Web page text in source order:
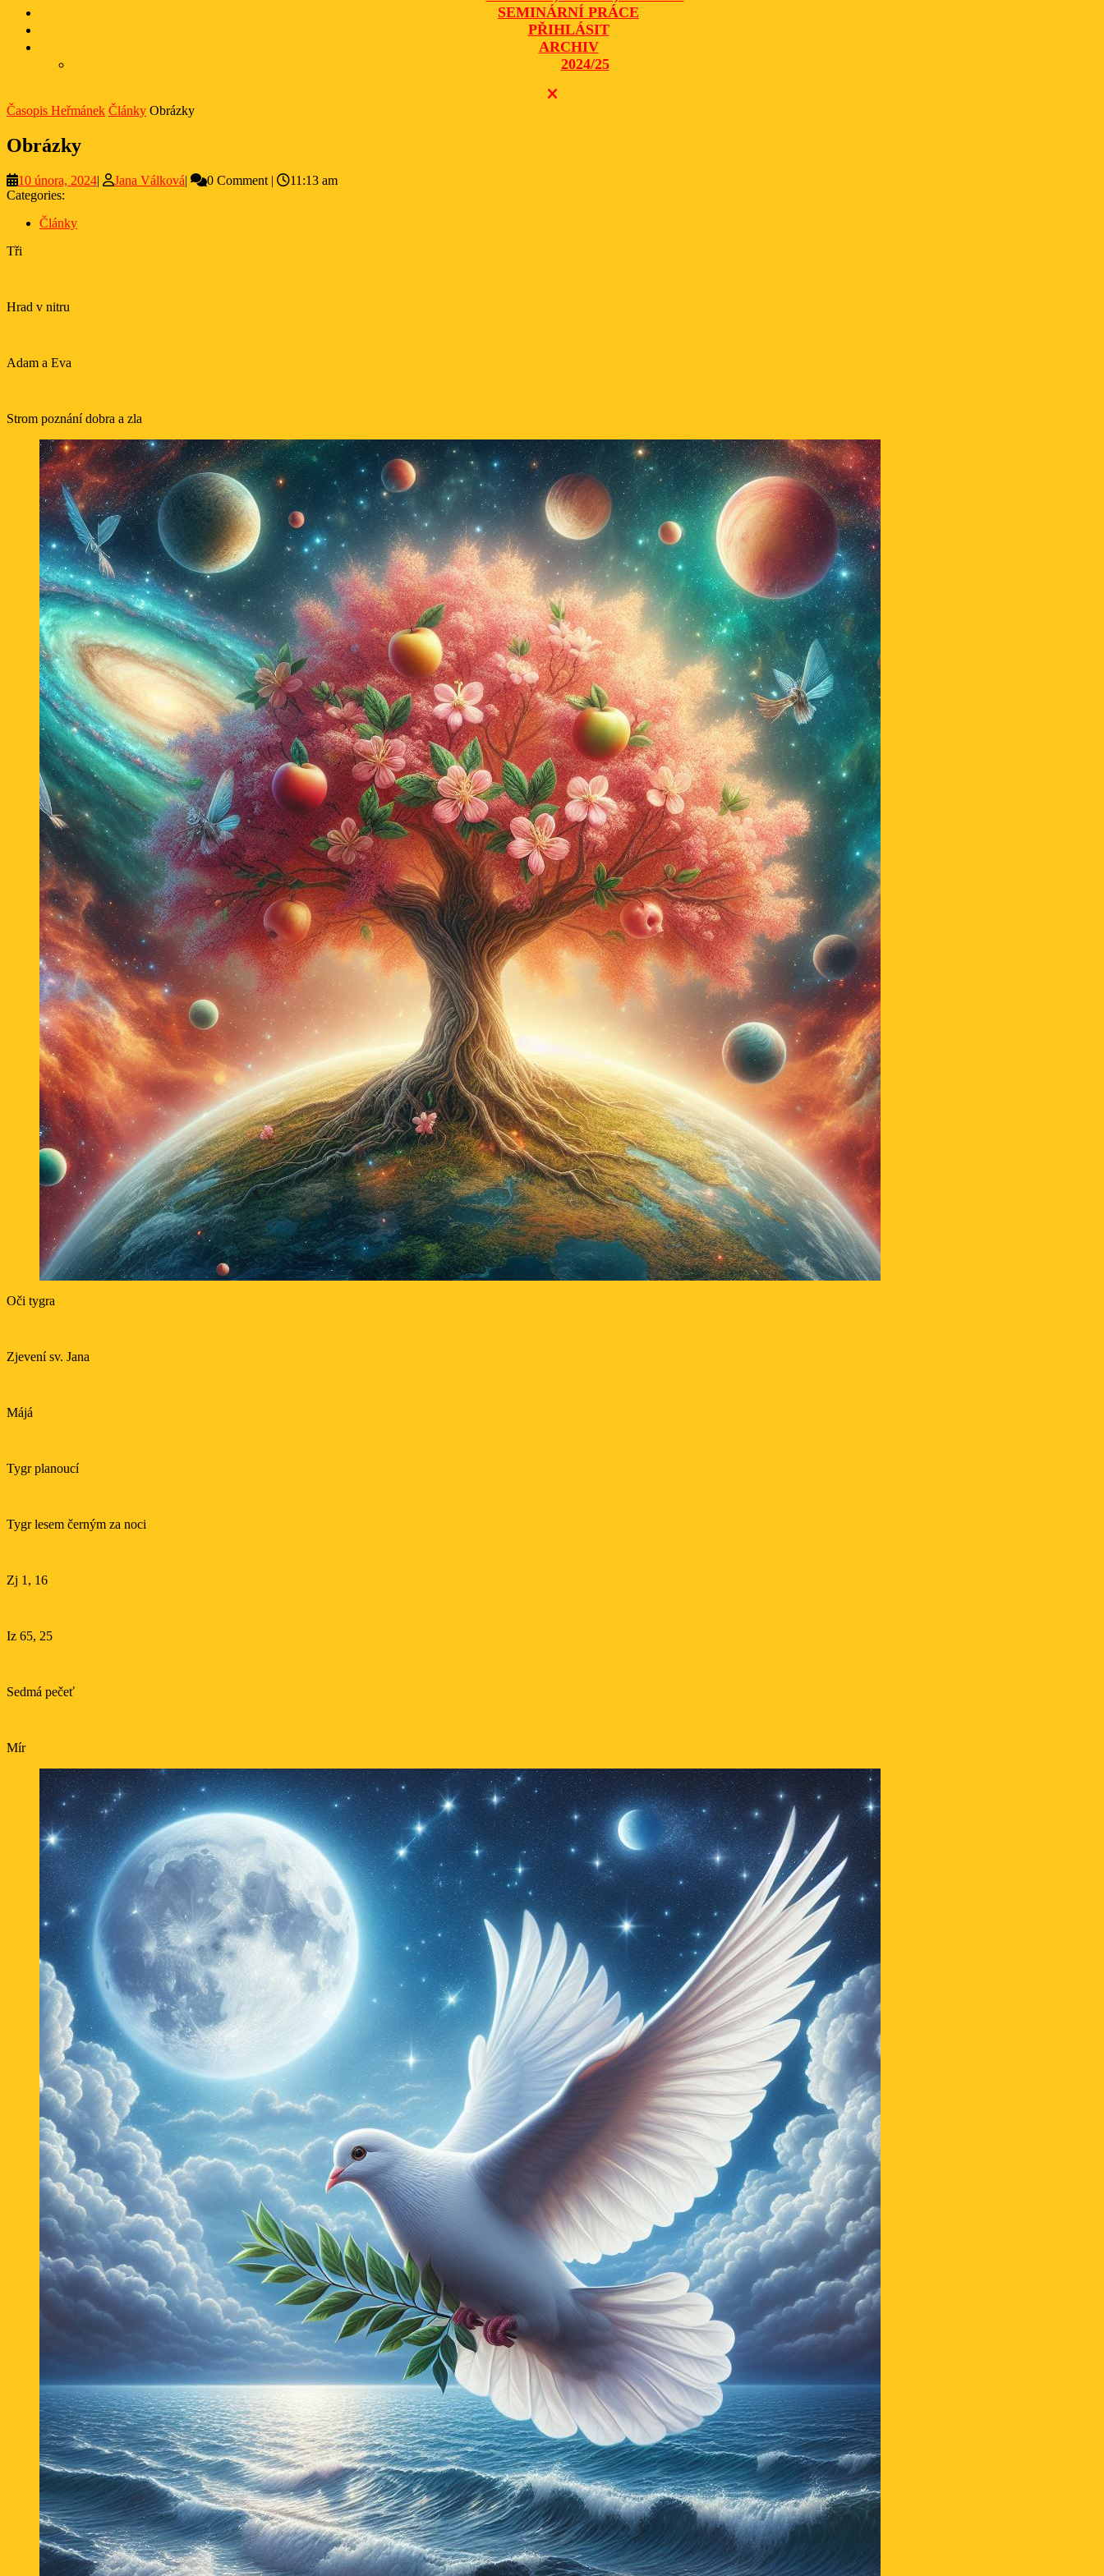
SEMINÁRNÍ PRÁCE
PŘIHLÁSIT
ARCHIV
2024/25
CLOSE
Časopis Heřmánek Články Obrázky
Obrázky
10 února, 202410
| Jana VálkováJana
| 0 Comment |
11:13 am
Categories:
Články
Tři
Hrad v nitru
Adam a Eva
Strom poznání dobra a zla
Oči tygra
Zjevení sv. Jana
Májá
Tygr planoucí
Tygr lesem černým za noci
Zj 1, 16
Iz 65, 25
Sedmá pečeť
Mír